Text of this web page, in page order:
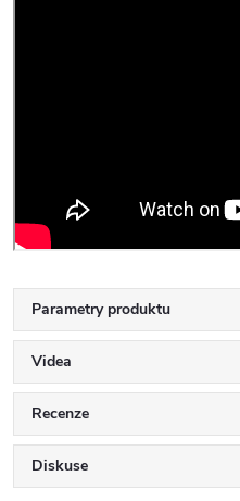
Parametry produktu
Videa
Recenze
Diskuse